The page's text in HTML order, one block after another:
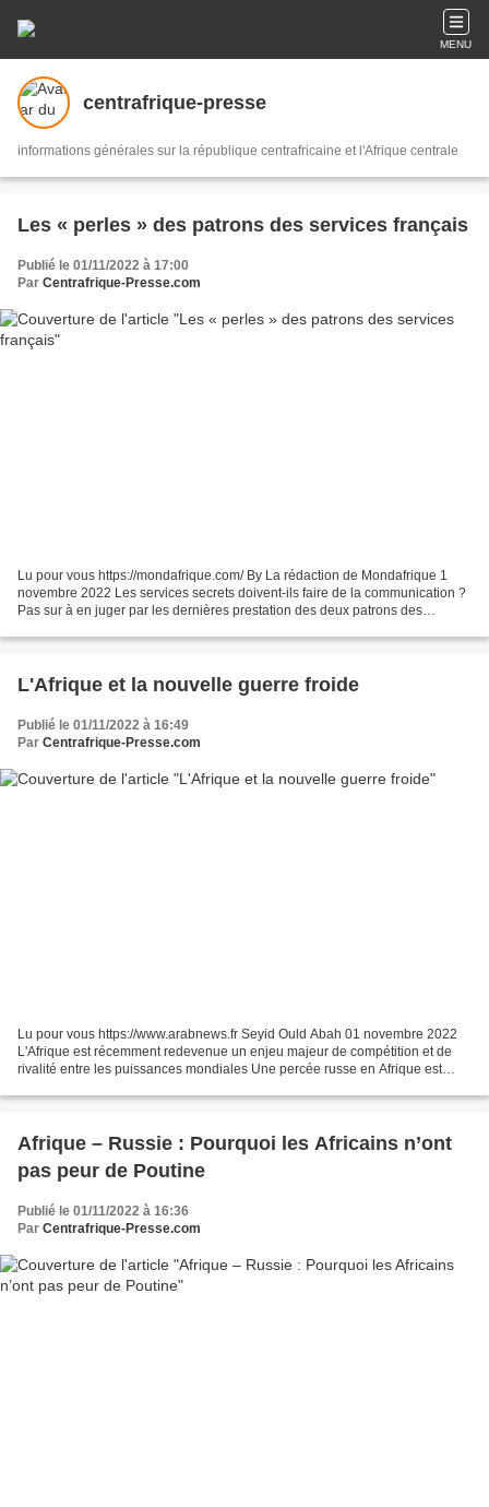
MENU
centrafrique-presse
informations générales sur la république centrafricaine et l'Afrique centrale
Les « perles » des patrons des services français
Publié le 01/11/2022 à 17:00
Par Centrafrique-Presse.com
Lu pour vous https://mondafrique.com/ By La rédaction de Mondafrique 1
novembre 2022 Les services secrets doivent-ils faire de la communication ?
Pas sur à en juger par les dernières prestation des deux patrons des
L'Afrique et la nouvelle guerre froide
Publié le 01/11/2022 à 16:49
Par Centrafrique-Presse.com
Lu pour vous https://www.arabnews.fr Seyid Ould Abah 01 novembre 2022
L'Afrique est récemment redevenue un enjeu majeur de compétition et de
rivalité entre les puissances mondiales Une percée russe en Afrique est
Afrique – Russie : Pourquoi les Africains n’ont
pas peur de Poutine
Publié le 01/11/2022 à 16:36
Par Centrafrique-Presse.com